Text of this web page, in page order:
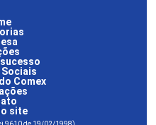
Comex
site